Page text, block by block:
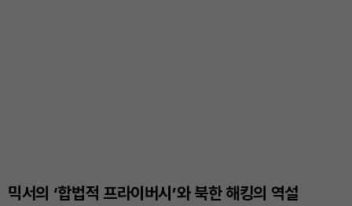
믹서의 ‘합법적 프라이버시’와 북한 해킹의 역설